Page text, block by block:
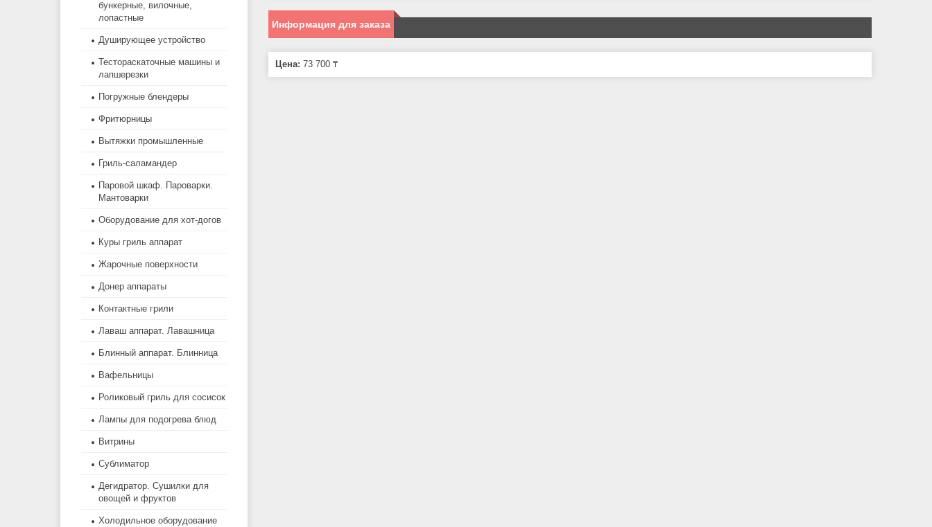
Информация для заказа
Цена: 73 700 ₸
бункерные, вилочные,
лопастные
Душирующее устройство
Тестораскаточные машины и
лапшерезки
Погружные блендеры
Фритюрницы
Вытяжки промышленные
Гриль-саламандер
Паровой шкаф. Пароварки.
Мантоварки
Оборудование для хот-догов
Куры гриль аппарат
Жарочные поверхности
Донер аппараты
Контактные грили
Лаваш аппарат. Лавашница
Блинный аппарат. Блинница
Вафельницы
Роликовый гриль для сосисок
Лампы для подогрева блюд
Витрины
Сублиматор
Дегидратор. Сушилки для
овощей и фруктов
Холодильное оборудование